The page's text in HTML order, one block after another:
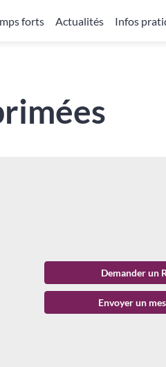
forts Actualités Infos
Demander un
Envoyer un